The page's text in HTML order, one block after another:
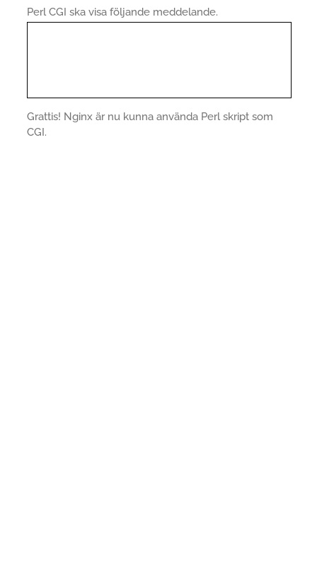
Perl CGI ska visa följande meddelande.
Grattis! Nginx är nu kunna använda Perl skript som
CGI.